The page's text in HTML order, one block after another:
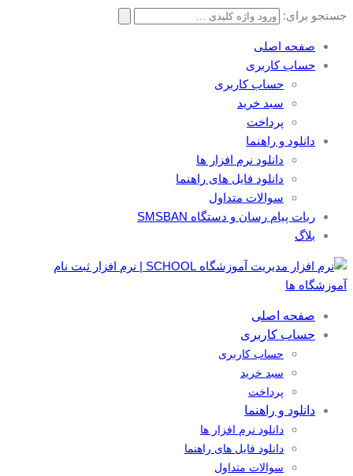
جستجو برای:
صفحه اصلی
حساب کاربری
حساب کاربری
سبد خرید
پرداخت
دانلود و راهنما
دانلود نرم افزار ها
دانلود فایل های راهنما
سوالات متداول
ربات پیام رسان و دستگاه SMSBAN
بلاگ
صفحه اصلی
حساب کاربری
حساب کاربری
سبد خرید
پرداخت
دانلود و راهنما
دانلود نرم افزار ها
دانلود فایل های راهنما
سوالات متداول